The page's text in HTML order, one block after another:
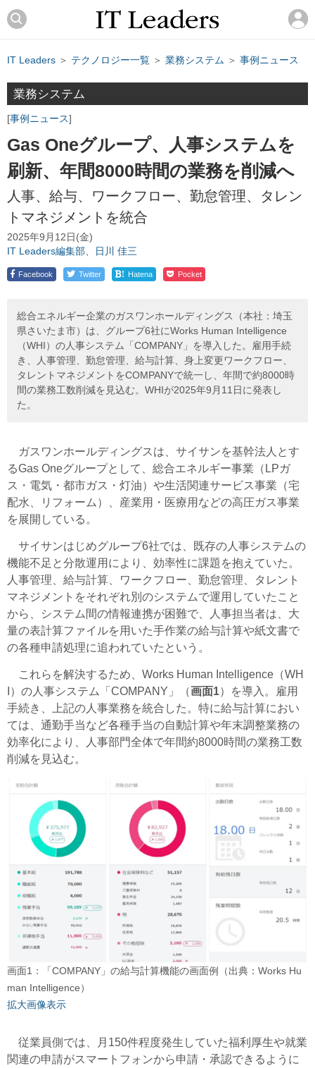
IT Leaders ＞ テクノロジー一覧 ＞ 業務システム ＞ 事例ニュース
業務システム
事例ニュース
Gas Oneグループ、人事システムを
刷新、年間8000時間の業務を削減へ
人事、給与、ワークフロー、勤怠管理、タレン
トマネジメントを統合
2025年9月12日(金)
IT Leaders編集部、日川 佳三
Facebook Twitter ! Hatena Pocket
総合エネルギー企業のガスワンホールディングス（本社：埼玉
県さいたま市）は、グループ6社にWorks Human Intelligence
（WHI）の人事システム「COMPANY」を導入した。雇用手続
き、人事管理、勤怠管理、給与計算、身上変更ワークフロー、
タレントマネジメントをCOMPANYで統一し、年間で約8000時
間の業務工数削減を見込む。WHIが2025年9月11日に発表し
た。
ガスワンホールディングスは、 サイサンを基幹法人とす
るGas Oneグループとして、総合エネルギー事業（LPガ
ス・電気・都市ガス・灯油）や生活関連サービス事業（宅
配水、リフォーム）、産業用・医療用などの高圧ガス事業
を展開している。
サイサンはじめグループ6社では、既存の人事システムの
機能不足と分散運用により、効率性に課題を抱えていた。
人事管理、給与計算、ワークフロー、勤怠管理、タレント
マネジメントをそれぞれ別のシステムで運用していたこと
から、システム間の情報連携が困難で、人事担当者は、大
量の表計算ファイルを用いた手作業の給与計算や紙文書で
の各種申請処理に追われていたという。
これらを解決するため、Works Human Intelligence（WH
I）の人事システム「COMPANY」（画面1）を導入。雇用
手続き、上記の人事業務を統合した。特に給与計算におい
ては、通勤手当など各種手当の自動計算や年末調整業務の
効率化により、人事部門全体で年間約8000時間の業務工数
削減を見込む。
画面1：「COMPANY」の給与計算機能の画面例（出典：Works Hu
man Intelligence）
拡大画像表示
従業員側では、月150件程度発生していた福利厚生や就業
関連の申請がスマートフォンから申請・承認できるように